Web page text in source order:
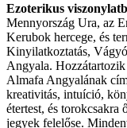
Ezoterikus
Mennyország Ura, az
Kerubok hercege, és
Kinyilatkoztatás,
Angyala. Hozzátartozik
Almafa Angyalának
kreativitás, intuíció,
étertest, és
jegyek felelőse.